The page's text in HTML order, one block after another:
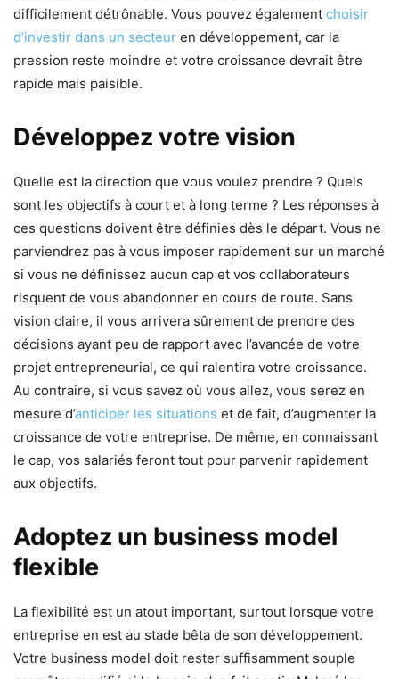
difficilement détrônable. Vous pouvez également choisir
d’investir dans un secteur en développement, car la
pression reste moindre et votre croissance devrait être
rapide mais paisible.
Développez votre vision
Quelle est la direction que vous voulez prendre ? Quels
sont les objectifs à court et à long terme ? Les réponses à
ces questions doivent être définies dès le départ. Vous ne
parviendrez pas à vous imposer rapidement sur un marché
si vous ne définissez aucun cap et vos collaborateurs
risquent de vous abandonner en cours de route. Sans
vision claire, il vous arrivera sûrement de prendre des
décisions ayant peu de rapport avec l’avancée de votre
projet entrepreneurial, ce qui ralentira votre croissance.
Au contraire, si vous savez où vous allez, vous serez en
mesure d’anticiper les situations et de fait, d’augmenter la
croissance de votre entreprise. De même, en connaissant
le cap, vos salariés feront tout pour parvenir rapidement
aux objectifs.
Adoptez un business model
flexible
La flexibilité est un atout important, surtout lorsque votre
entreprise en est au stade bêta de son développement.
Votre business model doit rester suffisamment souple